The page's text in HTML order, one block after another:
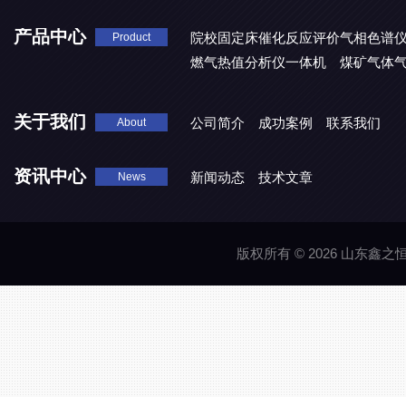
产品中心 Product
院校固定床催化反应评价气相色谱
燃气热值分析仪一体机
煤矿气体
关于我们 About 公司简介 成功案例 联系我们
资讯中心 News 新闻动态 技术文章
版权所有 © 2026 山东鑫之